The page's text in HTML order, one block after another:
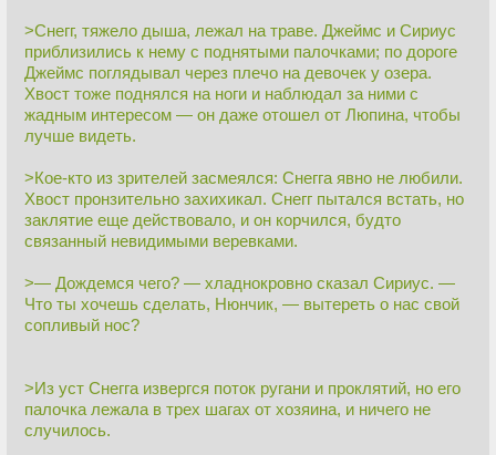
>Снегг, тяжело дыша, лежал на траве. Джеймс и Сириус
приблизились к нему с поднятыми палочками; по дороге
Джеймс поглядывал через плечо на девочек у озера.
Хвост тоже поднялся на ноги и наблюдал за ними с
жадным интересом — он даже отошел от Люпина, чтобы
лучше видеть.
>Кое-кто из зрителей засмеялся: Снегга явно не любили.
Хвост пронзительно захихикал. Снегг пытался встать, но
заклятие еще действовало, и он корчился, будто
связанный невидимыми веревками.
>— Дождемся чего? — хладнокровно сказал Сириус. —
Что ты хочешь сделать, Нюнчик, — вытереть о нас свой
сопливый нос?
>Из уст Снегга извергся поток ругани и проклятий, но его
палочка лежала в трех шагах от хозяина, и ничего не
случилось.